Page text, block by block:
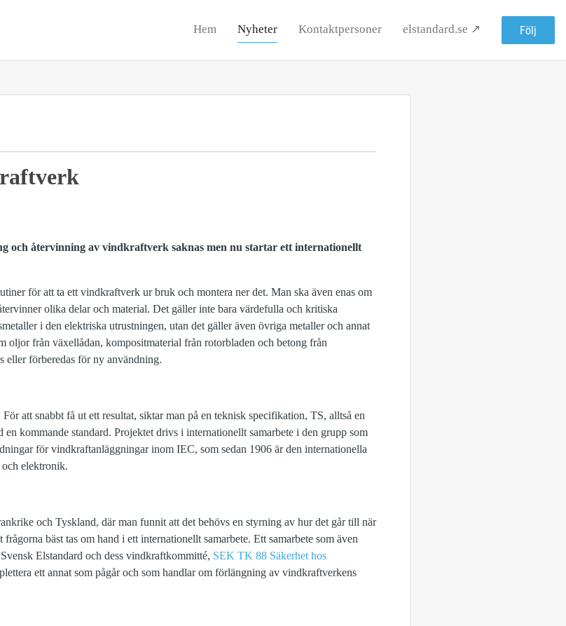
Hem Nyheter Kontaktpersoner elstandard.se ↗ Följ
och återvinning av vindkraftverk saknas men nu startar ett internationellt
för att ta ett vindkraftverk ur bruk och montera ner det. Man ska även enas om
olika delar och material. Det gäller inte bara värdefulla och kritiska
i den elektriska utrustningen, utan det gäller även övriga metaller och annat
oljor från växellådan, kompositmaterial från rotorbladen och betong från
eller förberedas för ny användning.
att snabbt få ut ett resultat, siktar man på en teknisk specifikation, TS, alltså en
en kommande standard. Projektet drivs i internationellt samarbete i den grupp som
för vindkraftanläggningar inom IEC, som sedan 1906 är den internationella
elektronik.
och Tyskland, där man funnit att det behövs en styrning av hur det går till när
bäst tas om hand i ett internationellt samarbete. Ett samarbete som även
Elstandard och dess vindkraftkommitté, SEK TK 88 Säkerhet hos
ett annat som pågår och som handlar om förlängning av vindkraftverkens